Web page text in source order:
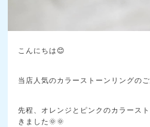
こんにちは😊
当店人気のカラーストーンリングの
先程、オレンジとピンクのカラース
きました🌞🌞